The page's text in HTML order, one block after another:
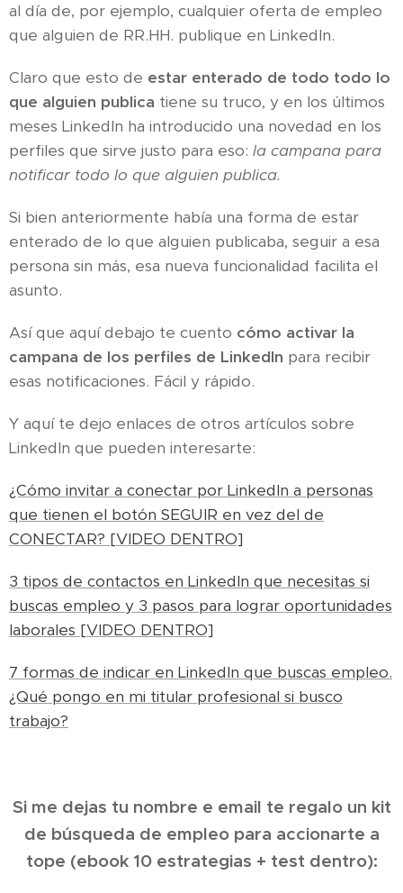
al día de, por ejemplo, cualquier oferta de empleo
que alguien de RR.HH. publique en LinkedIn.
Claro que esto de estar enterado de todo todo lo
que alguien publica tiene su truco, y en los últimos
meses LinkedIn ha introducido una novedad en los
perfiles que sirve justo para eso: la campana para
notificar todo lo que alguien publica.
Si bien anteriormente había una forma de estar
enterado de lo que alguien publicaba, seguir a esa
persona sin más, esa nueva funcionalidad facilita el
asunto.
Así que aquí debajo te cuento cómo activar la
campana de los perfiles de LinkedIn para recibir
esas notificaciones. Fácil y rápido.
Y aquí te dejo enlaces de otros artículos sobre
LinkedIn que pueden interesarte:
¿Cómo invitar a conectar por LinkedIn a personas
que tienen el botón SEGUIR en vez del de
CONECTAR? [VIDEO DENTRO]
3 tipos de contactos en LinkedIn que necesitas si
buscas empleo y 3 pasos para lograr oportunidades
laborales [VIDEO DENTRO]
7 formas de indicar en LinkedIn que buscas empleo.
¿Qué pongo en mi titular profesional si busco
trabajo?
Si me dejas tu nombre e email te regalo un kit
de búsqueda de empleo para accionarte a
tope (ebook 10 estrategias + test dentro):